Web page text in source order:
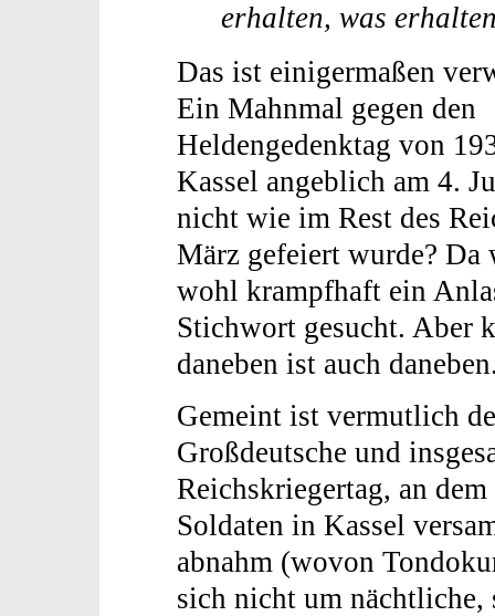
erhalten, was
Das ist einigermaßen
Ein Mahnmal gegen den
Heldengedenktag von
Kassel angeblich am 4.
nicht wie im Rest des
März gefeiert wurde? Da
wohl krampfhaft ein
Stichwort gesucht. Aber
daneben ist auch
Gemeint ist vermutlich
Großdeutsche und
Reichskriegertag, an
Soldaten in Kassel
abnahm (wovon
sich nicht um